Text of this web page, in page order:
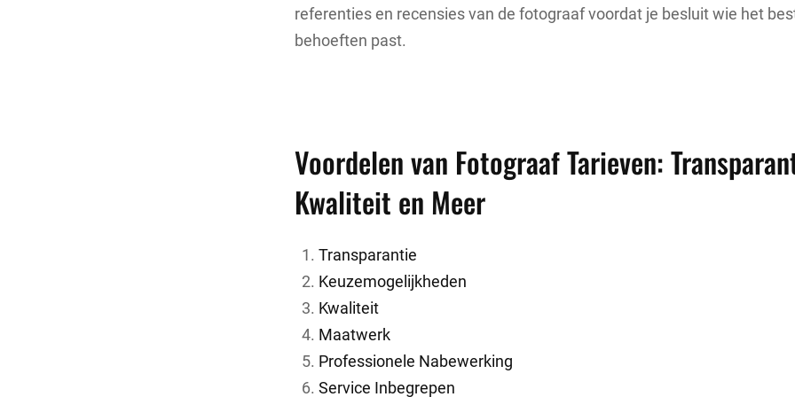
referenties en recensies van de fotograaf voordat je besluit wie het
behoeften past.
Voordelen van Fotograaf Tarieven:
Kwaliteit en Meer
Transparantie
Keuzemogelijkheden
Kwaliteit
Maatwerk
Professionele Nabewerking
Service Inbegrepen